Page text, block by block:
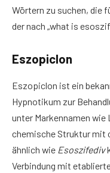
Wörtern zu suchen, die
der nach „what is
Eszopiclon
Eszopiclon ist ein
Hypnotikum zur
unter Markennamen
chemische Struktur mit
ähnlich wie Esoszifediv
Verbindung mit